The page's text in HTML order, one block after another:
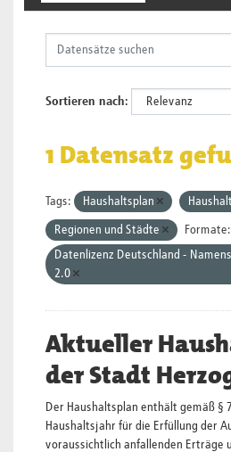
Sortieren nach
1 Datensatz
Tags: Haushaltsplan
Regionen und Städte Formate:
Datenlizenz Deutschland -
2.0
Aktueller
der Stadt
Der Haushaltsplan enthält gemäß §
Haushaltsjahr für die Erfüllung der
voraussichtlich anfallenden Erträge